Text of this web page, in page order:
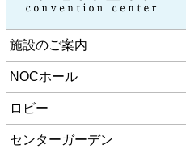
施設のご案内
NOCホール
ロビー
センターガーデン